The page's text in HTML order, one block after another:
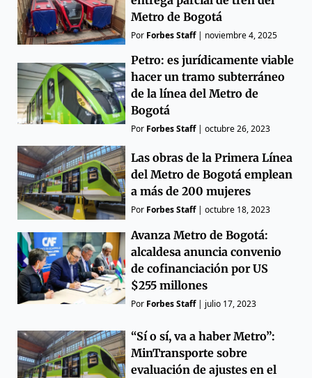
Metro de Bogotá
Por Forbes Staff| noviembre 4, 2025
Petro: es jurídicamente viable
hacer un tramo subterráneo
de la línea del Metro de
Bogotá
Por Forbes Staff|octubre 26, 2023
Las obras de la Primera Línea
del Metro de Bogotá emplean
a más de 200 mujeres
Por Forbes Staff|octubre 18, 2023
Avanza Metro de Bogotá:
alcaldesa anuncia convenio
de cofinanciación por US
$255 millones
Por Forbes Staff| julio 17, 2023
“Sí o sí, va a haber Metro”:
MinTransporte sobre
evaluación de ajustes en el